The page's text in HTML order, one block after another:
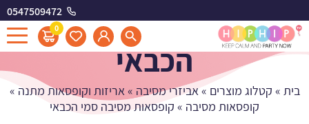
0547509472
0
קופסאות מסיבה סמי
הכבאי
בית » קטלוג מוצרים »אביזרי מסיבה »אריזות וקופסאות מתנה »
קופסאות מסיבה » קופסאות מסיבה סמי הכבאי